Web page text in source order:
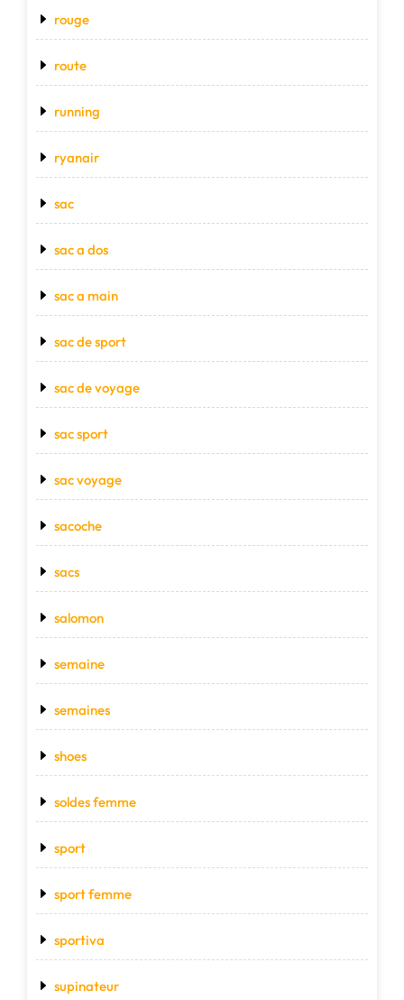
rouge
route
running
ryanair
sac
sac a dos
sac a main
sac de sport
sac de voyage
sac sport
sac voyage
sacoche
sacs
salomon
semaine
semaines
shoes
soldes femme
sport
sport femme
sportiva
supinateur